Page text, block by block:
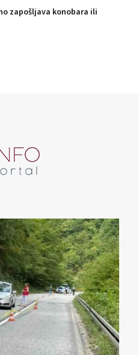
zapošljava konobara ili